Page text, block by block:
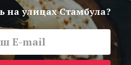
на улицах Стамбула?